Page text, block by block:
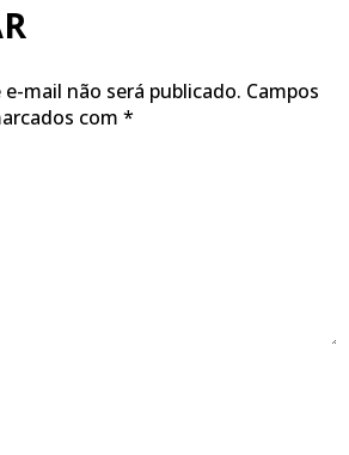
mail não será publicado. Campos
com *